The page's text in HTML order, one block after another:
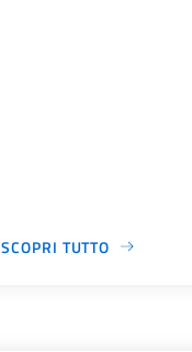
SCOPRI TUTTO